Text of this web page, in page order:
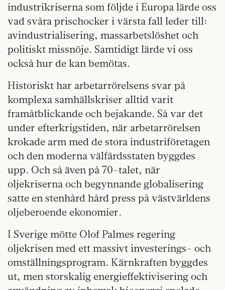
industrikriserna som följde i Europa lärde oss
vad svåra prischocker i värsta fall leder till:
avindustrialisering, massarbetslöshet och
politiskt missnöje. Samtidigt lärde vi oss
också hur de kan bemötas.
Historiskt har arbetarrörelsens svar på
komplexa samhällskriser alltid varit
framåtblickande och bejakande. Så var det
under efterkrigstiden, när arbetarrörelsen
krokade arm med de stora industriföretagen
och den moderna välfärdsstaten byggdes
upp. Och så även på 70-talet, när
oljekriserna och begynnande globalisering
satte en stenhård hård press på västvärldens
oljeberoende ekonomier.
I Sverige mötte Olof Palmes regering
oljekrisen med ett massivt investerings- och
omställningsprogram. Kärnkraften byggdes
ut, men storskalig energieffektivisering och